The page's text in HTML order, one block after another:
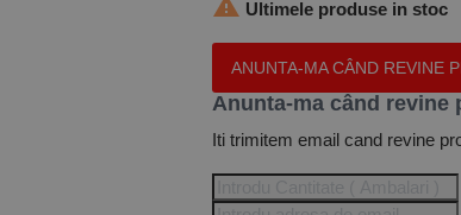
Ultimele produse in stoc
ANUNTA-MA CÂND REVINE
Anunta-ma când revine
Iti trimitem email cand revine